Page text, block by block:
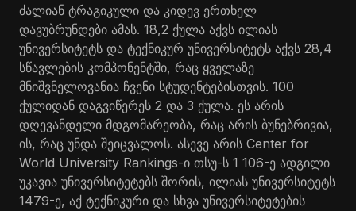
ძალიან ტრაგიკული და კიდევ ერთხელ
დავუბრუნდები ამას. 18,2 ქულა აქვს ილიას
უნივერსიტეტს და ტექნიკურ უნივერსიტეტს აქვს 28,4
სწავლების კომპონენტში, რაც ყველაზე
მნიშვნელოვანია ჩვენი სტუდენტებისთვის. 100
ქულიდან დაგვიწერეს 2 და 3 ქულა. ეს არის
დღევანდელი მდგომარეობა, რაც არის ბუნებრივია,
ის, რაც უნდა შეიცვალოს. ასევე არის Center for
World University Rankings-ი თსუ-ს 1 106-ე ადგილი
უკავია უნივერსიტეტებს შორის, ილიას უნივერსიტეტს
1479-ე, აქ ტექნიკური და სხვა უნივერსიტეტების